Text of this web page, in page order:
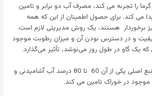
را تجربه می کند، مصرف آب دو برابر و تامین
می کند. برای حصول اطمینان از این که همه
برخوردار هستند، یک روش مدیریتی لازم است.
و در دسترس بودن آن و میزان رطوبت موجود
که یک گاو در طول روز می‌نوشد، تأثیر می‌گذارد.
گاوهای شیری از دو منبع اصلی یکی از آن 60 تا 80 درصد آب آشامیدنی و
در خوراک تامین می کند.